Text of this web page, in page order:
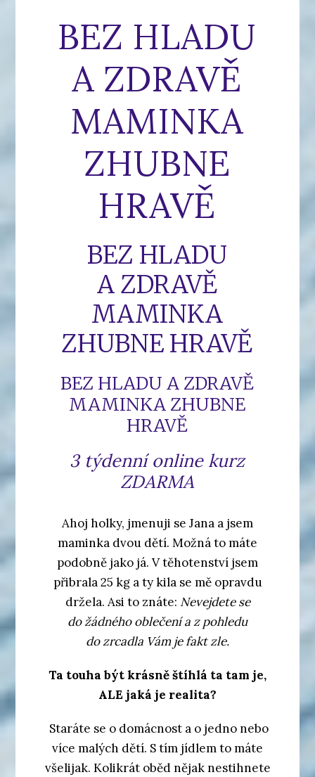
BEZ HLADU
A ZDRAVĚ
MAMINKA
ZHUBNE
HRAVĚ
BEZ HLADU
A ZDRAVĚ
MAMINKA
ZHUBNE HRAVĚ
BEZ HLADU A ZDRAVĚ
MAMINKA ZHUBNE
HRAVĚ
3 týdenní online kurz
ZDARMA
Ahoj holky, jmenuji se Jana a jsem
maminka dvou dětí. Možná to máte
podobně jako já. V těhotenství jsem
přibrala 25 kg a ty kila se mě opravdu
držela. Asi to znáte: Nevejdete se
do žádného oblečení a z pohledu
do zrcadla Vám je fakt zle.
Ta touha být krásně štíhlá ta tam je,
ALE jaká je realita?
Staráte se o domácnost a o jedno nebo
více malých dětí. S tím jídlem to máte
všelijak. Kolikrát oběd nějak nestihnete